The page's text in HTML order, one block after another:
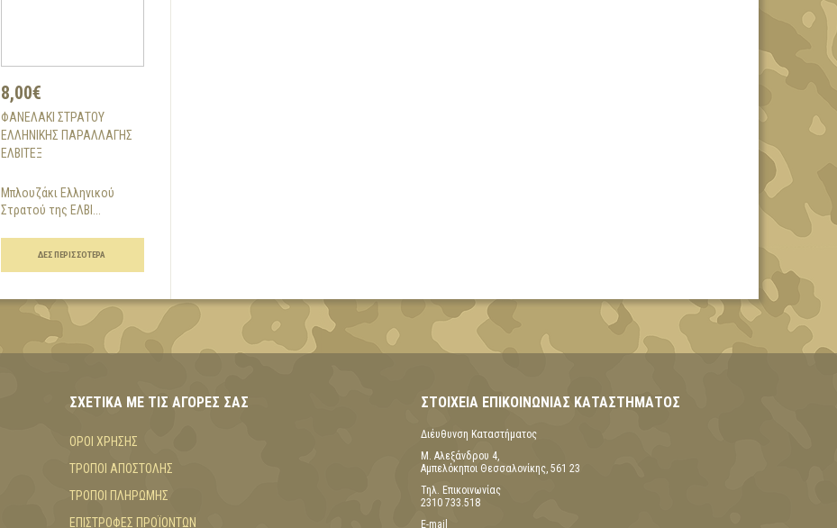
8,00€
ΦΑΝΕΛΆΚΙ ΣΤΡΑΤΟΎ
ΕΛΛΗΝΙΚΉΣ ΠΑΡΑΛΛΑΓΉΣ
ΕΛΒΙΤΕΞ
Μπλουζάκι Ελληνικού
Στρατού της ΕΛΒΙ...
ΔΕΣ ΠΕΡΙΣΣΌΤΕΡΑ
ΣΧΕΤΙΚΆ ΜΕ ΤΙΣ ΑΓΟΡΈΣ ΣΑΣ
ΌΡΟΙ ΧΡΉΣΗΣ
ΤΡΌΠΟΙ ΑΠΟΣΤΟΛΉΣ
ΤΡΌΠΟΙ ΠΛΗΡΩΜΉΣ
ΕΠΙΣΤΡΟΦΈΣ ΠΡΟΪΌΝΤΩΝ
ΣΤΟΙΧΕΊΑ ΕΠΙΚΟΙΝΩΝΊΑΣ ΚΑΤΑΣΤΉΜΑΤΟΣ
Διέυθυνση Καταστήματος
Μ. Αλεξάνδρου 4,
Αμπελόκηποι Θεσσαλονίκης, 561 23
Τηλ. Επικοινωνίας
2310 733.518
E-mail